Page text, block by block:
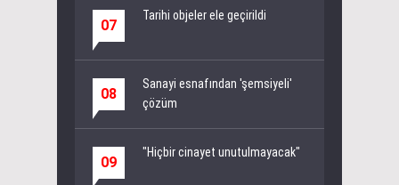
07
Tarihi objeler ele geçirildi
08
Sanayi esnafından 'şemsiyeli'
çözüm
09
"Hiçbir cinayet unutulmayacak"